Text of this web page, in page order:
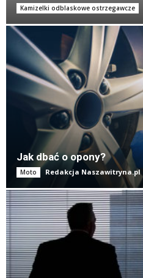
Kamizelki odblaskowe ostrzegawcze
Jak dbać o opony?
Moto Redakcja Naszawitryna.pl